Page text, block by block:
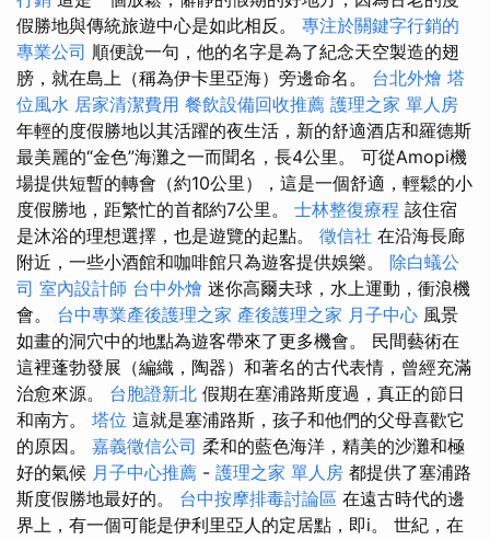
假勝地與傳統旅遊中心是如此相反。 專注於關鍵字行銷的
專業公司 順便說一句，他的名字是為了紀念天空製造的翅
膀，就在島上（稱為伊卡里亞海）旁邊命名。 台北外燴 塔
位風水 居家清潔費用 餐飲設備回收推薦 護理之家 單人房
年輕的度假勝地以其活躍的夜生活，新的舒適酒店和羅德斯
最美麗的“金色”海灘之一而聞名，長4公里。 可從Amopi機
場提供短暫的轉會（約10公里），這是一個舒適，輕鬆的小
度假勝地，距繁忙的首都約7公里。 士林整復療程 該住宿
是沐浴的理想選擇，也是遊覽的起點。 徵信社 在沿海長廊
附近，一些小酒館和咖啡館只為遊客提供娛樂。 除白蟻公
司 室內設計師 台中外燴 迷你高爾夫球，水上運動，衝浪機
會。 台中專業產後護理之家 產後護理之家 月子中心 風景
如畫的洞穴中的地點為遊客帶來了更多機會。 民間藝術在
這裡蓬勃發展（編織，陶器）和著名的古代表情，曾經充滿
治愈來源。 台胞證新北 假期在塞浦路斯度過，真正的節日
和南方。 塔位 這就是塞浦路斯，孩子和他們的父母喜歡它
的原因。 嘉義徵信公司 柔和的藍色海洋，精美的沙灘和極
好的氣候 月子中心推薦 - 護理之家 單人房 都提供了塞浦路
斯度假勝地最好的。 台中按摩排毒討論區 在遠古時代的邊
界上，有一個可能是伊利里亞人的定居點，即i。 世紀，在